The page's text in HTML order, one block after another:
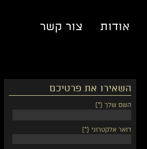
אודות צור קשר
השאירו את פרטיכם
השם שלך (*)
דואר אלקטרוני (*)